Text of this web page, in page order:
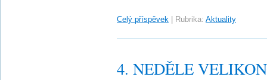
Celý příspěvek Rubrika: Aktuality
4. NEDĚLE